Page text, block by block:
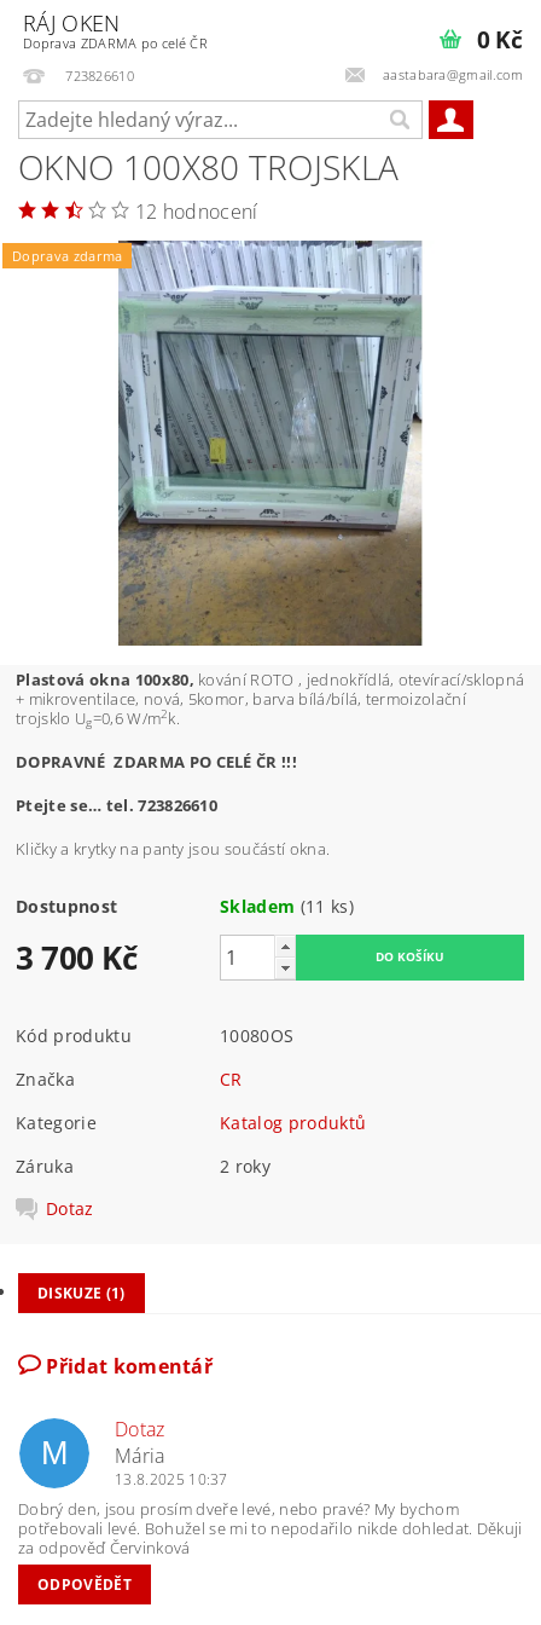
RÁJ OKEN
Doprava ZDARMA po celé ČR
723826610
aastabara@gmail.com
0 Kč
OKNO 100X80 TROJSKLA
12 hodnocení
Doprava zdarma
Plastová okna 100x80, kování ROTO , jednokřídlá, otevírací/sklopná
+ mikroventilace, nová, 5komor, barva bílá/bílá, termoizolační
trojsklo Ug=0,6 W/m2k.
DOPRAVNÉ ZDARMA PO CELÉ ČR !!!
Ptejte se… tel. 723826610
Kličky a krytky na panty jsou součástí okna.
Dostupnost Skladem (11 ks)
3 700 Kč
Kód produktu
10080OS
Značka
CR
Kategorie
Katalog produktů
Záruka
2 roky
Dotaz
DISKUZE (1)
Přidat komentář
M
Dotaz
Mária
13.8.2025 10:37
Dobrý den, jsou prosím dveře levé, nebo pravé? My bychom
potřebovali levé. Bohužel se mi to nepodařilo nikde dohledat. Děkuji
za odpověď Červinková
ODPOVĚDĚT